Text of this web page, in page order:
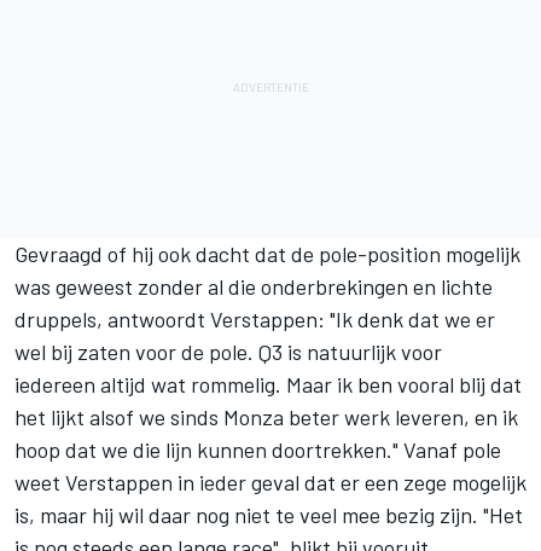
Gevraagd of hij ook dacht dat de pole-position mogelijk
was geweest zonder al die onderbrekingen en lichte
druppels, antwoordt Verstappen: "Ik denk dat we er
wel bij zaten voor de pole. Q3 is natuurlijk voor
iedereen altijd wat rommelig. Maar ik ben vooral blij dat
het lijkt alsof we sinds Monza beter werk leveren, en ik
hoop dat we die lijn kunnen doortrekken." Vanaf pole
weet Verstappen in ieder geval dat er een zege mogelijk
is, maar hij wil daar nog niet te veel mee bezig zijn. "Het